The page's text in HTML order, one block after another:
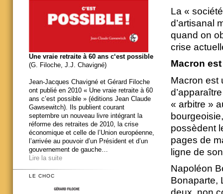
La «
d’artisanal
quand on
crise
Macron
Macron est
« arbitre »
possèdent
pages de
ligne de
Napoléon
Bonaparte,
Une vraie retraite à 60 ans c‘est possible
(G. Filoche, J.J. Chavigné)
Jean-Jacques Chavigné et Gérard Filoche
ont publié en 2010 « Une vraie retraite à 60
ans c’est possible » (éditions Jean Claude
Gawsewitch). Ils publient courant
septembre un nouveau livre intégrant la
réforme des retraites de 2010, la crise
économique et celle de l’Union européenne,
l’arrivée au pouvoir d’un Président et d’un
gouvernement de gauche…
Lire la suite
LE CHOC